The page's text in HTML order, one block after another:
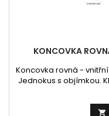
KONCOVKA
Koncovka rovná - vnitřní
Jednokus s objímkou.
